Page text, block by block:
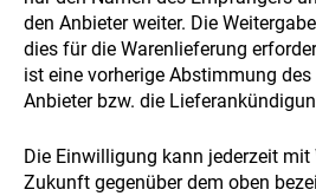
den Anbieter weiter. Die
dies für die Warenlieferung
ist eine vorherige Abstimmung
Anbieter bzw. die
Die Einwilligung kann jederzeit
Zukunft gegenüber dem oben